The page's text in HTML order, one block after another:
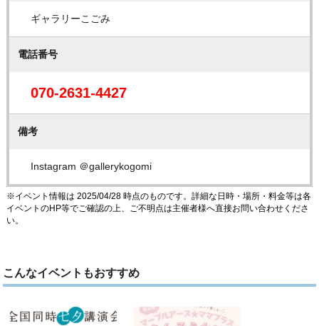
ギャラリーこごみ
電話番号
070-2631-4427
備考
Instagram ＠gallerykogomi
※イベント情報は 2025/04/28 時点のものです。詳細な日時・場所・料金等は各
イベントのHP等でご確認の上、ご不明点は主催者様へ直接お問い合わせくださ
い。
こんなイベントもおすすめ